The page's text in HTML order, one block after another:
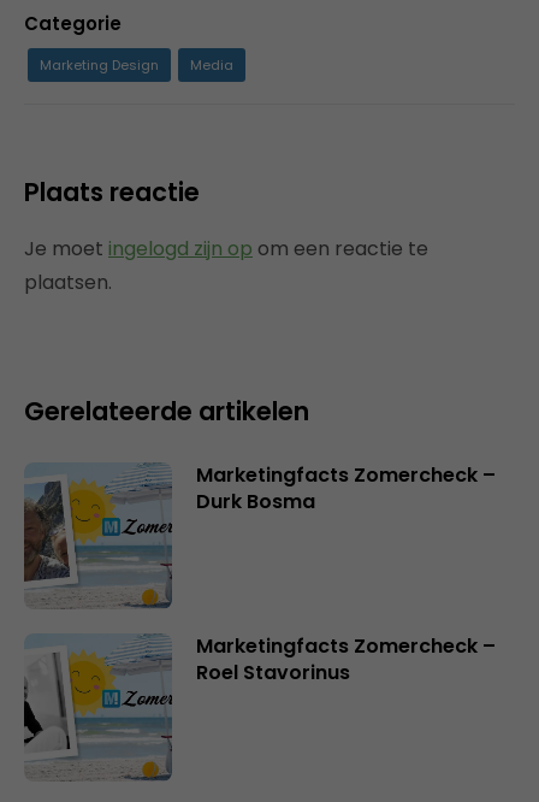
Categorie
Marketing Design Media
Plaats reactie
Je moet ingelogd zijn op om een reactie te
plaatsen.
Gerelateerde artikelen
Marketingfacts Zomercheck –
Durk Bosma
Marketingfacts Zomercheck –
Roel Stavorinus